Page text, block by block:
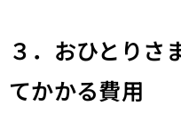
３．おひとりさ
てかかる費用